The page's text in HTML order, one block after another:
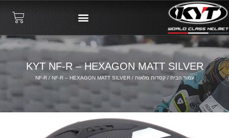
KYT NF-R – HEXAGON MATT SILVER
עמוד הבית /קסדות מלאות /
NF-R/ NF-R – HEXAGON MATT SILVER